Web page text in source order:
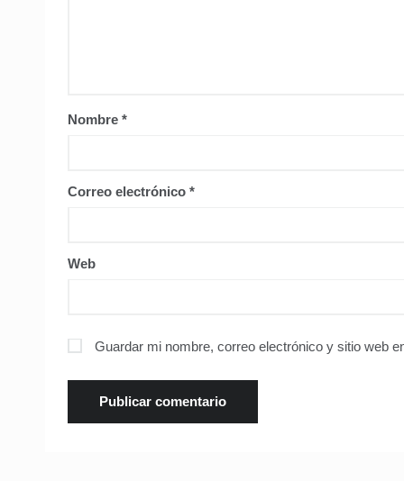
Nombre *
Correo electrónico *
Web
Guardar mi nombre, correo electrónico y sitio web